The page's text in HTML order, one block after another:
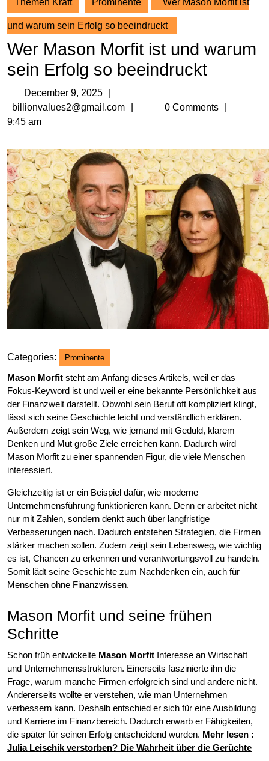
Themen Kraft Prominente Wer Mason Morfit ist
und warum sein Erfolg so beeindruckt
Wer Mason Morfit ist und warum
sein Erfolg so beeindruckt
December 9, 2025
9,
billionvalues2@gmail.com billionvalues2@gmail.com
0 Comments
9:45 am
Categories: Prominente
Mason Morfit steht am Anfang dieses Artikels, weil er das
Fokus-Keyword ist und weil er eine bekannte Persönlichkeit aus
der Finanzwelt darstellt. Obwohl sein Beruf oft kompliziert klingt,
lässt sich seine Geschichte leicht und verständlich erklären.
Außerdem zeigt sein Weg, wie jemand mit Geduld, klarem
Denken und Mut große Ziele erreichen kann. Dadurch wird
Mason Morfit zu einer spannenden Figur, die viele Menschen
interessiert.
Gleichzeitig ist er ein Beispiel dafür, wie moderne
Unternehmensführung funktionieren kann. Denn er arbeitet nicht
nur mit Zahlen, sondern denkt auch über langfristige
Verbesserungen nach. Dadurch entstehen Strategien, die Firmen
stärker machen sollen. Zudem zeigt sein Lebensweg, wie wichtig
es ist, Chancen zu erkennen und verantwortungsvoll zu handeln.
Somit lädt seine Geschichte zum Nachdenken ein, auch für
Menschen ohne Finanzwissen.
Mason Morfit und seine frühen
Schritte
Schon früh entwickelte Mason Morfit Interesse an Wirtschaft
und Unternehmensstrukturen. Einerseits faszinierte ihn die
Frage, warum manche Firmen erfolgreich sind und andere nicht.
Andererseits wollte er verstehen, wie man Unternehmen
verbessern kann. Deshalb entschied er sich für eine Ausbildung
und Karriere im Finanzbereich. Dadurch erwarb er Fähigkeiten,
die später für seinen Erfolg entscheidend wurden. Mehr lesen :
Julia Leischik verstorben? Die Wahrheit über die Gerüchte